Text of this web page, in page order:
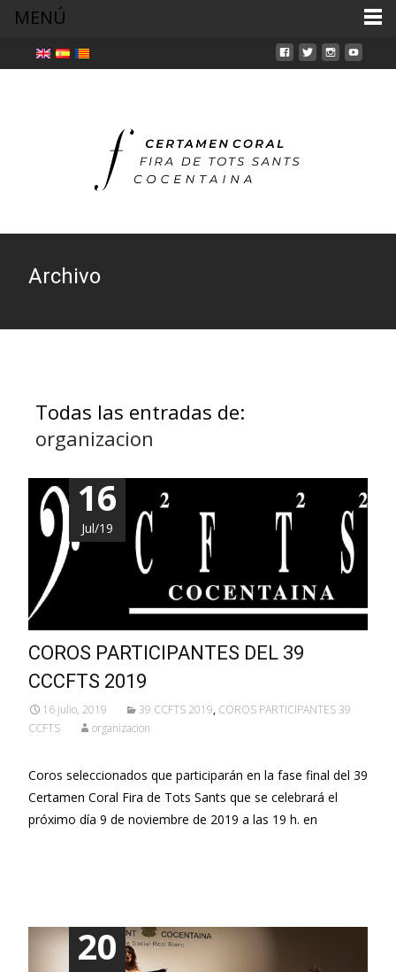
Archivo
Todas las entradas de:
organizacion
16
Jul/19
COROS PARTICIPANTES DEL 39
CCCFTS 2019
16 julio, 2019 39 CCFTS 2019, COROS PARTICIPANTES 39
CCFTS
organizacion
Coros seleccionados que participarán en la fase final del 39
Certamen Coral Fira de Tots Sants que se celebrará el
próximo día 9 de noviembre de 2019 a las 19 h. en
20
MENÚ